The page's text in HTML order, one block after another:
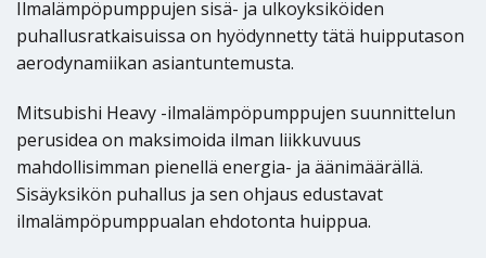
Ilmalämpöpumppujen sisä- ja ulkoyksiköiden
puhallusratkaisuissa on hyödynnetty tätä huipputason
aerodynamiikan asiantuntemusta.
Mitsubishi Heavy -ilmalämpöpumppujen suunnittelun
perusidea on maksimoida ilman liikkuvuus
mahdollisimman pienellä energia- ja äänimäärällä.
Sisäyksikön puhallus ja sen ohjaus edustavat
ilmalämpöpumppualan ehdotonta huippua.